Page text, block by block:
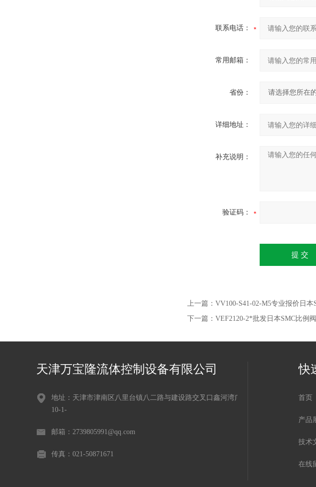
联系电话：
常用邮箱：
省份：
详细地址：
补充说明：
验证码：
上一篇： VV100-S41-02-M5专业报价日
下一篇： VEF2120-2*批发日本SMC比例
天津万宝隆流体控制设备有限公司
地址：天津市津南区八里台镇八二路与建设路交叉口鑫河湾广场
10-1-
邮箱：2739805991@qq.com
传真：021-50871671
快
首页
产品
技术
在线